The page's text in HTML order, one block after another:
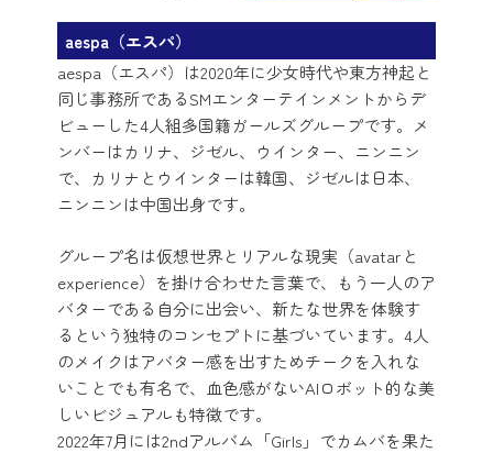
aespa（エスパ）
aespa（エスパ）は2020年に少女時代や東方神起と
同じ事務所であるSMエンターテインメントからデ
ビューした4人組多国籍ガールズグループです。メ
ンバーはカリナ、ジゼル、ウインター、ニンニン
で、カリナとウインターは韓国、ジゼルは日本、
ニンニンは中国出身です。
グループ名は仮想世界とリアルな現実（avatarと
experience）を掛け合わせた言葉で、もう一人のア
バターである自分に出会い、新たな世界を体験す
るという独特のコンセプトに基づいています。4人
のメイクはアバター感を出すためチークを入れな
いことでも有名で、血色感がないAIロボット的な美
しいビジュアルも特徴です。
2022年7月には2ndアルバム「Girls」でカムバを果た